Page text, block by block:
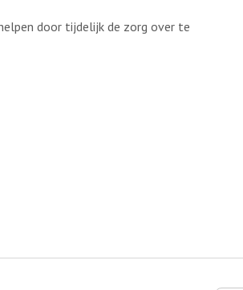
door tijdelijk de zorg over te